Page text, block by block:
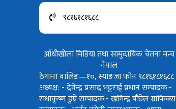
९८१६१८१६८८
आँधीखोला मिडिया तथा सामुदायिक चेतना मन्च
नेपाल
ठेगाना वालिङ—१०, स्याङजा फोन ९८१६१८१६८८
अध्यक्ष: - देवेन्द्र प्रसाद भट्टराईप्रधान सम्पादक:-
राधाकृष्ण डुम्रेसम्पादक:- खगिन्द्र पौडेलग्राफिक्स